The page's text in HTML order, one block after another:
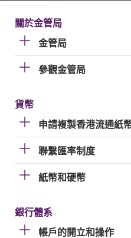
關於金管局
金管局
參觀金管局
貨幣
申請複製香港流通紙
聯繫匯率制度
紙幣和硬幣
銀行體系
帳戶的開立和操作